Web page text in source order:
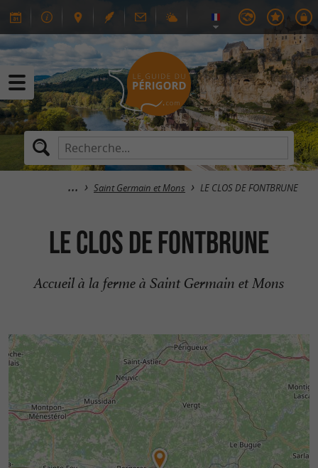
Saint Germain et Mons LE CLOS DE FONTBRUNE
LE CLOS DE FONTBRUNE
Accueil à la ferme à Saint Germain et Mons